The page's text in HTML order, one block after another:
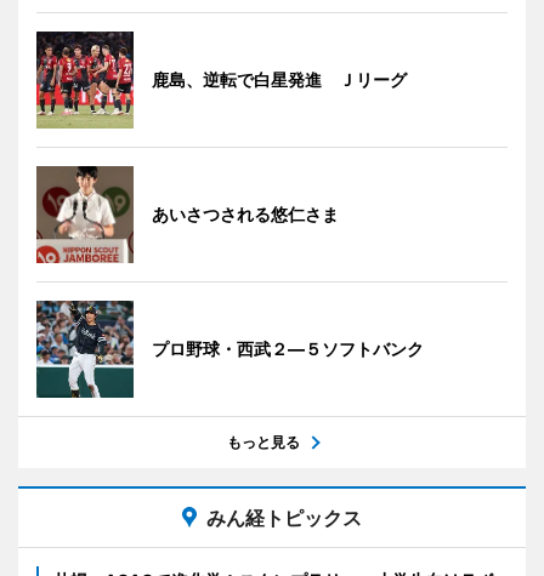
鹿島、逆転で白星発進 Ｊリーグ
あいさつされる悠仁さま
プロ野球・西武２―５ソフトバンク
もっと見る
みん経トピックス